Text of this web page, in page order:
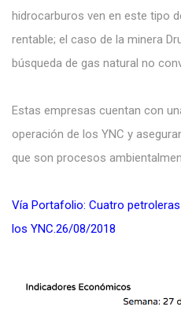
hidrocarburos ven en este tipo
rentable; el caso de la minera
búsqueda de gas natural no
Estas empresas cuentan con
operación de los YNC y
que son procesos
Vía Portafolio: Cuatro
los YNC.26/08/2018